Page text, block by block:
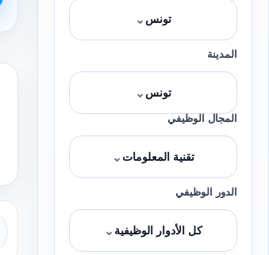
تونس ⌄
المدينة
تونس ⌄
المجال الوظيفي
تقنية المعلومات ⌄
الدور الوظيفي
كل الأدوار الوظيفية ⌄